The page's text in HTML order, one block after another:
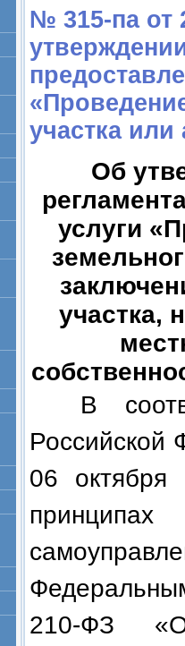
№ 315-па от
участка
Об
услуги
участка,
В
Российской
06
210-ФЗ